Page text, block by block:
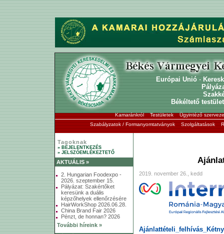
Európai Unió-
Békéltető testület
Kamaránkról Testületek
Ügyintéző
Szabályzatok / Formanyomtatványok
Szolgáltatások
Tagoknak
» BEJELENTKEZÉS
» JELSZÓEMLÉKEZTETŐ
AKTUÁLIS »
2. Hungarian Foodexpo -
2026. szeptember 15.
Pályázat: Szakértőket
keresünk a duális
képzőhelyek ellenőrzésére
HairWorkShop 2026.06.28.
China Brand Fair 2026
Pénzt, de honnan? 2026
További híreink »
2019. november 26., kedd